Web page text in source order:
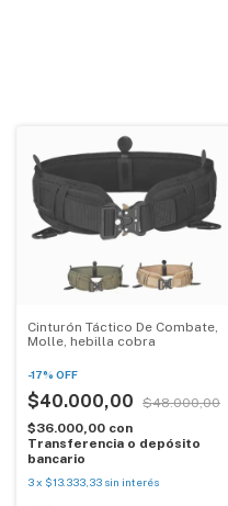
Cinturón Táctico De Combate,
Molle, hebilla cobra
-17% OFF
$40.000,00
$48.000,00
$36.000,00 con
Transferencia o depósito
bancario
3x $13.333,33 sin interés